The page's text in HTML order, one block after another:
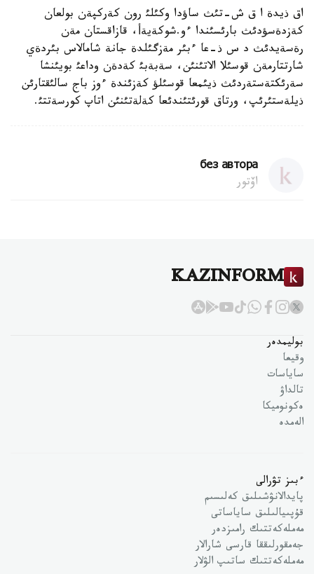
اق ذيدة ا ق ش-تئث ساؤدا وكئلئ رون كةركپةن بولعان
كةزدةسؤدئث بارئسئندا ءو.شوكةيةأ، قازاقستان مةن
رةسةيدئث د س ذ-عا ءبئر مةزگئلدة جانة شامالاس بئردةي
شارتتارمةن قوسئلا الاتئنئن، سةبةبئ كةدةن وداعئ بويئنشا
سةرئكتةستةردئث ذيئمعا قوسئلؤ كةزئندة ءوز باج سالئقتارئن
ذيلةستئرئپ، ورتاق قورئتئندئعا كةلةتئنئن اتاپ كورسةتتئ.
без автора
اۆتور
KAZINFORM
بوليمدەر
وقيعا
ساياسات
تالداۋ
ەكونوميكا
الەمدە
ءبىز تۋرالى
پايدالانۋشىلىق كەلىسىم
قۇپىيالىلىق ساياساتى
مەملەكەتتىك رامىزدەر
جەمقورلىققا قارسى شارالار
مەملەكەتتىك ساتىپ الۋلار